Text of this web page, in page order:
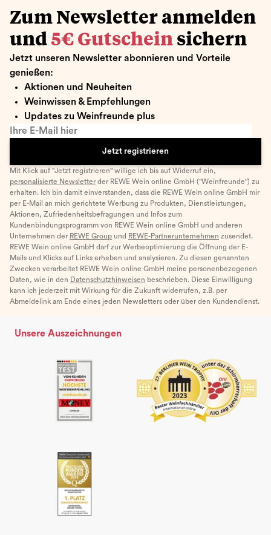
Zum Newsletter anmelden
und 5€ Gutschein sichern
Jetzt unseren Newsletter abonnieren und Vorteile
genießen:
Aktionen und Neuheiten
Weinwissen & Empfehlungen
Updates zu Weinfreunde plus
Ihre E-Mail hier
Jetzt registrieren
Mit Klick auf "Jetzt registrieren" willige ich bis auf Widerruf ein,
personalisierte Newsletter der REWE Wein online GmbH ("Weinfreunde") zu
erhalten. Ich bin damit einverstanden, dass die REWE Wein online GmbH mir
per E-Mail an mich gerichtete Werbung zu Produkten, Dienstleistungen,
Aktionen, Zufriedenheitsbefragungen und Infos zum
Kundenbindungsprogramm von REWE Wein online GmbH und anderen
Unternehmen der REWE Group und REWE-Partnerunternehmen zusendet.
REWE Wein online GmbH darf zur Werbeoptimierung die Öffnung der E-
Mails und Klicks auf Links erheben und analysieren. Zu diesen genannten
Zwecken verarbeitet REWE Wein online GmbH meine personenbezogenen
Daten, wie in den Datenschutzhinweisen beschrieben. Diese Einwilligung
kann ich jederzeit mit Wirkung für die Zukunft widerrufen, z.B. per
Abmeldelink am Ende eines jeden Newsletters oder über den Kundendienst.
Unsere Auszeichnungen